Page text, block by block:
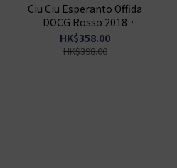
Ciu Ciu Esperanto Offida
DOCG Rosso 2018
750ml
HK$358.00
HK$398.00